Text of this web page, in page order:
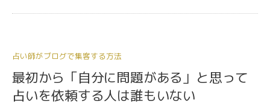
占い師がブログで集客する方法
最初から「自分に問題がある」と思って
占いを依頼する人は誰もいない